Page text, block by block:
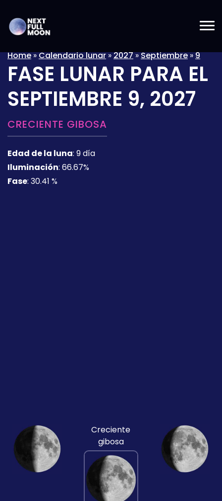
Home»Calendario lunar»2027»Septiembre»9
FASE LUNAR PARA EL
SEPTIEMBRE 9, 2027
CRECIENTE GIBOSA
Edad de la luna: 9 día
Iluminación: 66.67%
Fase: 30.41 %
Creciente
gibosa